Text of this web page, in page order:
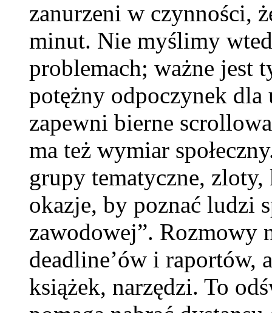
zanurzeni w czynności,
minut. Nie myślimy
problemach; ważne jest
potężny odpoczynek dla
zapewni bierne
ma też wymiar
grupy tematyczne,
okazje, by poznać ludzi
zawodowej”. Rozmowy
deadline’ów i raportów,
książek, narzędzi. To